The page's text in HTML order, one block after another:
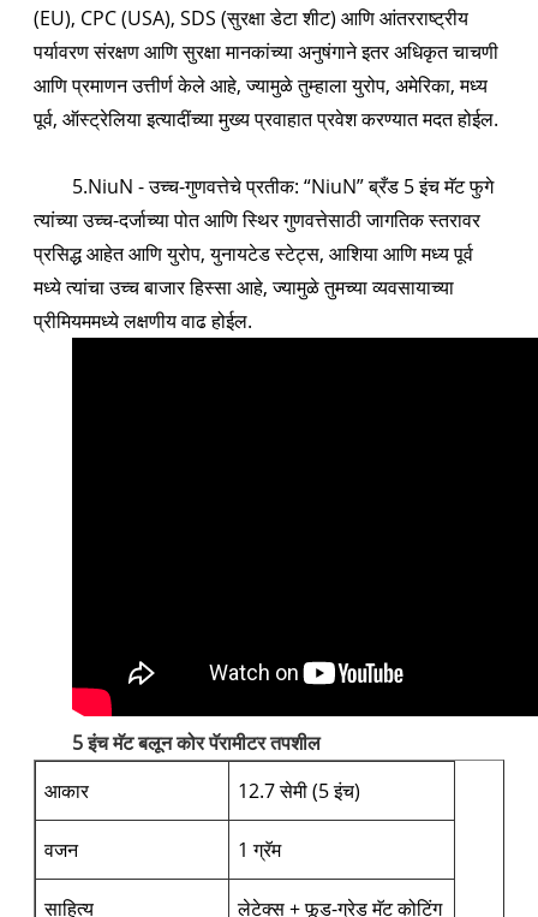
(EU), CPC (USA), SDS (सुरक्षा डेटा शीट) आणि आंतरराष्ट्रीय
पर्यावरण संरक्षण आणि सुरक्षा मानकांच्या अनुषंगाने इतर अधिकृत चाचणी
आणि प्रमाणन उत्तीर्ण केले आहे, ज्यामुळे तुम्हाला युरोप, अमेरिका, मध्य
पूर्व, ऑस्ट्रेलिया इत्यादींच्या मुख्य प्रवाहात प्रवेश करण्यात मदत होईल.
5.NiuN - उच्च-गुणवत्तेचे प्रतीक: “NiuN” ब्रँड 5 इंच मॅट फुगे
त्यांच्या उच्च-दर्जाच्या पोत आणि स्थिर गुणवत्तेसाठी जागतिक स्तरावर
प्रसिद्ध आहेत आणि युरोप, युनायटेड स्टेट्स, आशिया आणि मध्य पूर्व
मध्ये त्यांचा उच्च बाजार हिस्सा आहे, ज्यामुळे तुमच्या व्यवसायाच्या
प्रीमियममध्ये लक्षणीय वाढ होईल.
5 इंच मॅट बलून कोर पॅरामीटर तपशील
आकार
12.7 सेमी (5 इंच)
वजन 1 ग्रॅम
साहित्य लेटेक्स + फूड-ग्रेड मॅट कोटिंग